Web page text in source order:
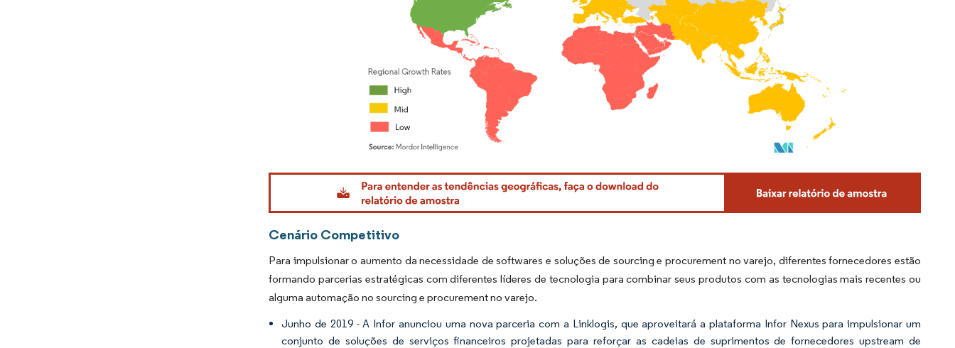
Imagem © Mordor Intelligence. O reuso requer atribuição conforme CC BY 4.0.
Cenário Competitivo
Para impulsionar o aumento da necessidade de softwares e soluções de sourcing e procurement no varejo, diferentes fornecedores estão
formando parcerias estratégicas com diferentes líderes de tecnologia para combinar seus produtos com as tecnologias mais recentes ou
alguma automação no sourcing e procurement no varejo.
Junho de 2019 - A Infor anunciou uma nova parceria com a Linklogis, que aproveitará a plataforma Infor Nexus para impulsionar um
conjunto de soluções de serviços financeiros projetadas para reforçar as cadeias de suprimentos de fornecedores upstream de